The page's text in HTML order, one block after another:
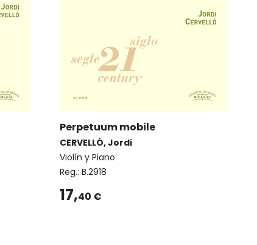
Perpetuum mobile
CERVELLÓ, Jordi
Violín y Piano
Reg.: B.2918
17,40 €